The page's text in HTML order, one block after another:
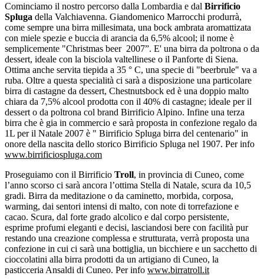
Cominciamo il nostro percorso dalla Lombardia e dal Birrificio
Spluga della Valchiavenna. Giandomenico Marrocchi produrrà,
come sempre una birra millesimata, una bock ambrata aromattizata
con miele spezie e buccia di arancia da 6,5% alcool; il nome è
semplicemente "Christmas beer 2007”. E' una birra da poltrona o da
dessert, ideale con la bisciola valtellinese o il Panforte di Siena.
Ottima anche servita tiepida a 35 ° C, una specie di "beerbrule" va a
ruba. Oltre a questa specialità ci sarà a disposizione una particolare
birra di castagne da dessert, Chestnutsbock ed è una doppio malto
chiara da 7,5% alcool prodotta con il 40% di castagne; ideale per il
dessert o da poltrona col brand Birrificio Alpino. Infine una terza
birra che è gia in commercio e sarà proposta in confezione regalo da
1L per il Natale 2007 è " Birrificio Spluga birra del centenario" in
onore della nascita dello storico Birrificio Spluga nel 1907. Per info
www.birrificiospluga.com
Proseguiamo con il Birrificio Troll, in provincia di Cuneo, come
l’anno scorso ci sarà ancora l’ottima Stella di Natale, scura da 10,5
gradi. Birra da meditazione o da caminetto, morbida, corposa,
warming, dai sentori intensi di malto, con note di torrefazione e
cacao. Scura, dal forte grado alcolico e dal corpo persistente,
esprime profumi eleganti e decisi, lasciandosi bere con facilità pur
restando una creazione complessa e strutturata, verrà proposta una
confezione in cui ci sarà una bottiglia, un bicchiere e un sacchetto di
cioccolatini alla birra prodotti da un artigiano di Cuneo, la
pasticceria Ansaldi di Cuneo. Per info www.birratroll.it